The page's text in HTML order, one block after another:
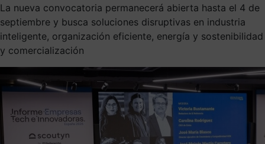
La nueva convocatoria permanecerá abierta hasta el 4 de
septiembre y busca soluciones disruptivas en industria
inteligente, organización eficiente, energía y sostenibilidad
y comercialización